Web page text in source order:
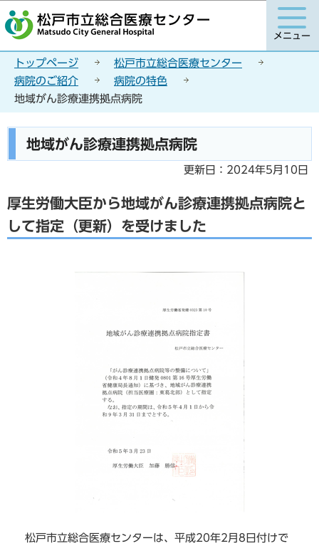
こ
の
先
頭
す
メニュー
トップページ
松戸市立総合医療センター
病院のご紹介
病院の特色
地域がん診療連携拠点病院
か
ら
地域がん診療連携拠点病院
更新日：2024年5月10日
厚生労働大臣から地域がん診療連携拠点病院と
して指定（更新）を受けました
松戸市立総合医療センターは、平成20年2月8日付けで